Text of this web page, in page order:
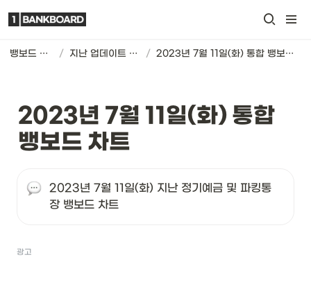
뱅보드 차트 / 지난 업데이트 기록 / 2023년 7월 11일(화) 통합 뱅보드 차트
2023년 7월 11일(화) 통합
뱅보드 차트
2023년 7월 11일(화) 지난 정기예금 및 파킹통
장 뱅보드 차트
광고